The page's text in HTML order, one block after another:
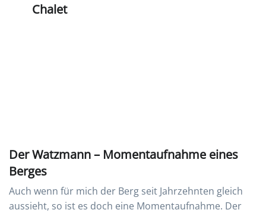
Chalet
Der Watzmann – Momentaufnahme eines
Berges
Auch wenn für mich der Berg seit Jahrzehnten gleich
aussieht, so ist es doch eine Momentaufnahme. Der